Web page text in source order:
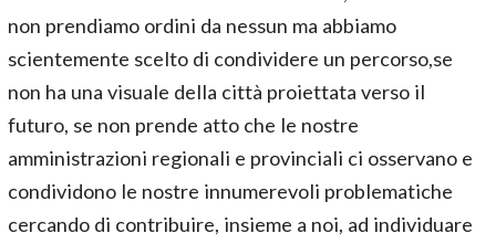
non prendiamo ordini da nessun ma abbiamo
scientemente scelto di condividere un percorso,se
non ha una visuale della città proiettata verso il
futuro, se non prende atto che le nostre
amministrazioni regionali e provinciali ci osservano e
condividono le nostre innumerevoli problematiche
cercando di contribuire, insieme a noi, ad individuare